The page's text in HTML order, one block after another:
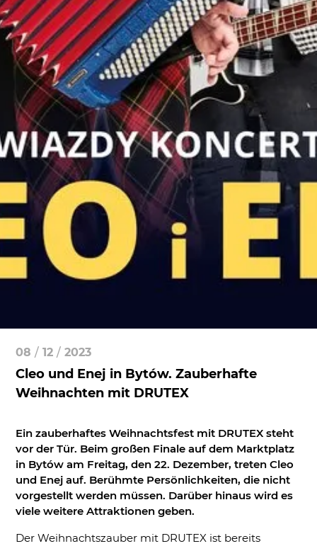
08 / 12 / 2023
Cleo und Enej in Bytów. Zauberhafte
Weihnachten mit DRUTEX
Ein zauberhaftes Weihnachtsfest mit DRUTEX steht
vor der Tür. Beim großen Finale auf dem Marktplatz
in Bytów am Freitag, den 22. Dezember, treten Cleo
und Enej auf. Berühmte Persönlichkeiten, die nicht
vorgestellt werden müssen. Darüber hinaus wird es
viele weitere Attraktionen geben.
Der Weihnachtszauber mit DRUTEX ist bereits